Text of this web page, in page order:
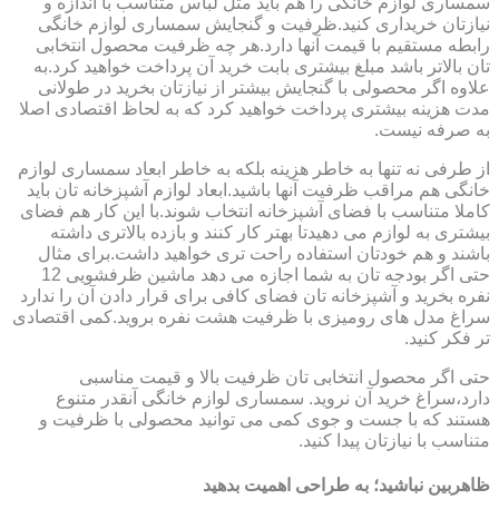
نیازتان خریداری کنید.ظرفیت و گنجایش سمساری لوازم خانگی
رابطه مستقیم با قیمت آنها دارد.هر چه ظرفیت محصول انتخابی
تان بالاتر باشد مبلغ بیشتری بابت خرید آن پرداخت خواهید کرد.به
علاوه اگر محصولی با گنجایش بیشتر از نیازتان بخرید در طولانی
مدت هزینه بیشتری پرداخت خواهید کرد که به لحاظ اقتصادی اصلا
به صرفه نیست.
از طرفی نه تنها به خاطر هزینه بلکه به خاطر ابعاد سمساری لوازم
خانگی هم مراقب ظرفیت آنها باشید.ابعاد لوازم آشپزخانه تان باید
کاملا متناسب با فضای آشپزخانه انتخاب شوند.با این کار هم فضای
بیشتری به لوازم می دهیدتا بهتر کار کنند و بازده بالاتری داشته
باشند و هم خودتان استفاده راحت تری خواهید داشت.برای مثال
حتی اگر بودجه تان به شما اجازه می دهد ماشین ظرفشویی 12
نفره بخرید و آشپزخانه تان فضای کافی برای قرار دادن آن را ندارد
سراغ مدل های رومیزی با ظرفیت هشت نفره بروید.کمی اقتصادی
تر فکر کنید.
حتی اگر محصول انتخابی تان ظرفیت بالا و قیمت مناسبی
دارد،سراغ خرید آن نروید. سمساری لوازم خانگی آنقدر متنوع
هستند که با جست و جوی کمی می توانید محصولی با ظرفیت و
متناسب با نیازتان پیدا کنید.
ظاهربین نباشید؛ به طراحی اهمیت بدهید